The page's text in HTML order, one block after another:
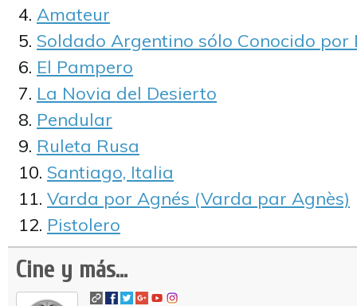
Amateur
Soldado Argentino sólo Conocido por
El Pampero
La Novia del Desierto
Pendular
Ruleta Rusa
Santiago, Italia
Varda por Agnés (Varda par Agnès)
Pistolero
Cine y más...